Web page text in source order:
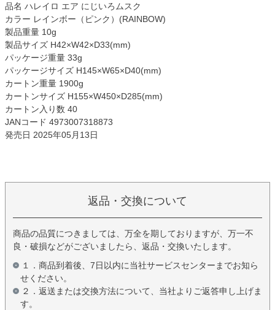
品名 ハレイロ エア にじいろムスク
カラー レインボー（ピンク）(RAINBOW)
製品重量 10g
製品サイズ H42×W42×D33(mm)
パッケージ重量 33g
パッケージサイズ H145×W65×D40(mm)
カートン重量 1900g
カートンサイズ H155×W450×D285(mm)
カートン入り数 40
JANコード 4973007318873
発売日 2025年05月13日
返品・交換について
商品の品質につきましては、万全を期しておりますが、万一不
良・破損などがございましたら、返品・交換いたします。
１．商品到着後、7日以内に当社サービスセンターまでお知ら
せください。
２．返送または交換方法について、当社よりご返答申し上げま
す。